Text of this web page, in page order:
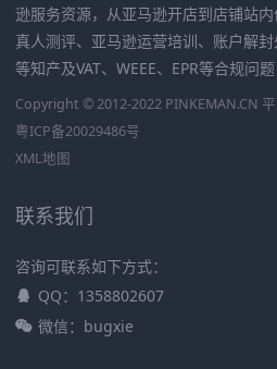
逊服务资源，从亚马逊开店到店铺站内
真人测评、亚马逊运营培训、账户解
等知产及VAT、WEEE、EPR等合规问
Copyright © 2012-2022 PINKEMAN.CN
粤ICP备20029486号
XML地图
联系我们
咨询可联系如下方式：
QQ：1358802607
微信：bugxie